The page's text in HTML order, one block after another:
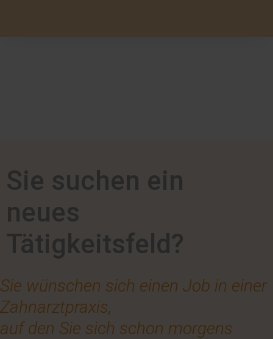
Sie suchen ein
neues
Tätigkeitsfeld?
Sie wünschen sich einen Job in einer
Zahnarztpraxis,
auf den Sie sich schon morgens